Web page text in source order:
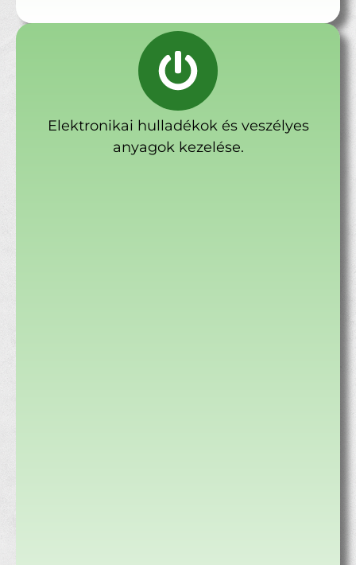
Elektronikai hulladékok és veszélyes
anyagok kezelése.